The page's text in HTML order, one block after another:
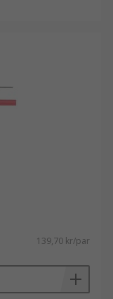
139,70 kr/par